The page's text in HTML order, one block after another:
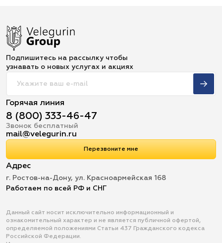
Подпишитесь на рассылку чтобы
узнавать о новых услугах и акциях
Горячая линия
8 (800) 333-46-47
Звонок бесплатный
mail@velegurin.ru
Перезвоните мне
Адрес
г. Ростов-на-Дону, ул. Красноармейская 168
Работаем по всей РФ и СНГ
Данный сайт носит исключительно информационный и
ознакомительный характер и не является публичной офертой,
определяемой положениями Статьи 437 Гражданского кодекса
Российской Федерации.